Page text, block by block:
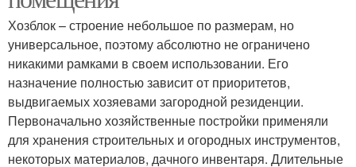
Хозблок – строение небольшое по размерам, но
универсальное, поэтому абсолютно не ограничено
никакими рамками в своем использовании. Его
назначение полностью зависит от приоритетов,
выдвигаемых хозяевами загородной резиденции.
Первоначально хозяйственные постройки применяли
для хранения строительных и огородных инструментов,
некоторых материалов, дачного инвентаря. Длительные